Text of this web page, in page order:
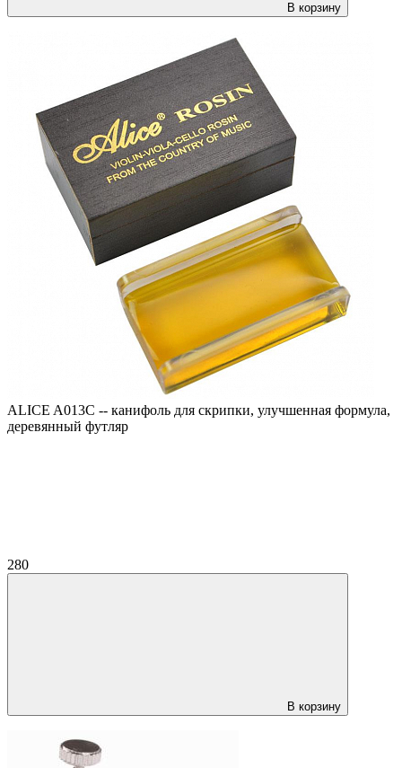
В корзину
ALICE A013C -- канифоль для скрипки, улучшенная формула,
деревянный футляр
280
В корзину